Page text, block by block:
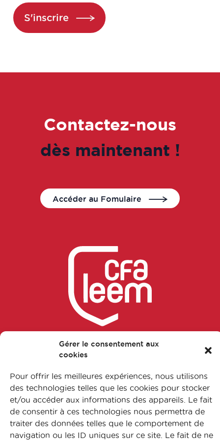
Gérer le consentement aux
cookies
Pour offrir les meilleures expériences, nous utilisons
des technologies telles que les cookies pour stocker
et/ou accéder aux informations des appareils. Le fait
de consentir à ces technologies nous permettra de
traiter des données telles que le comportement de
navigation ou les ID uniques sur ce site. Le fait de ne
Attaché de Recherche Clinique
manager
Business Developer
Chargé affaires réglementaires
Chargé affaires réglementaires
Chargé amélioration continue
Chargé amélioration continue
Chargé assurance qualité en
laboratoire de contrôle
Chargé contrôle pub
S'inscrire
Contactez-nous
dès maintenant !
Accéder au Fomulaire
Suivez-nous sur nos réseaux
FAQ
L’apprentissage
Nos formations